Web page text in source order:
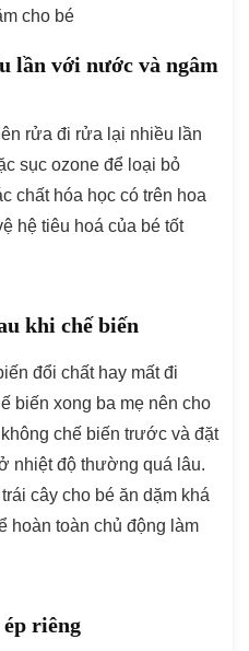
cho bé
lần với nước và ngâm
rửa đi rửa lại nhiều lần
sục ozone để loại bỏ
chất hóa học có trên hoa
hệ tiêu hoá của bé tốt
khi chế biến
đổi chất hay mất đi
biến xong ba mẹ nên cho
chế biến trước và đặt
nhiệt độ thường quá lâu.
cây cho bé ăn dặm khá
hoàn toàn chủ động làm
ép riêng